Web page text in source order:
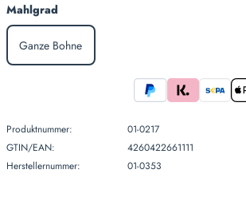
Mahlgradauswählen
Ganze Bohne
(Diese Option ist zurzeit nicht verfügbar.)
Produktnummer:
01-0217
GTIN/EAN:
4260422661111
Herstellernummer:
01-0353